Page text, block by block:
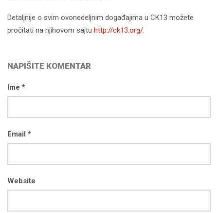
Detaljnije o svim ovonedeljnim događajima u CK13 možete
pročitati na njihovom sajtu http://ck13.org/
NAPIŠITE KOMENTAR
Ime *
Email *
Website